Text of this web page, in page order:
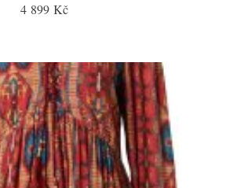
4 899 Kč